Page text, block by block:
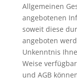
Allgemeinen
angebotenen
soweit diese
angeboten
Unkenntnis
Weise
und AGB